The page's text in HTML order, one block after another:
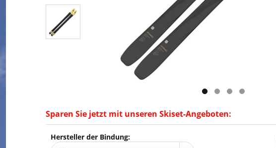
Sparen Sie jetzt mit unseren Skiset-Angeboten:
Hersteller der Bindung: